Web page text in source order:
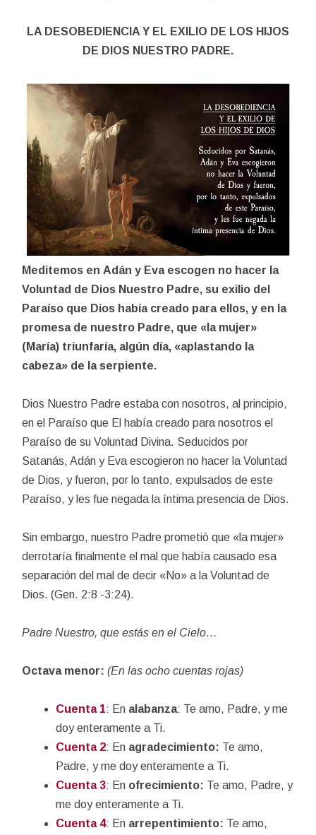
LA DESOBEDIENCIA Y EL EXILIO DE LOS HIJOS
DE DIOS NUESTRO PADRE.
Meditemos en Adán y Eva escogen no hacer la
Voluntad de Dios Nuestro Padre, su exilio del
Paraíso que Dios había creado para ellos, y en l a
promesa de nuestro Padre, que «la mujer»
(María) triunfaría, algún día, «aplastando la
cabeza» de la serpiente.
Dios Nuestro Padre estaba con nosotros, al principio,
en el Paraíso que El había creado para nosotros el
Paraíso de su Voluntad Divina. Seducidos por
Satanás, Adán y Eva escogieron no hacer la Voluntad
de Dios, y fueron, por lo tanto, expulsados de este
Paraíso, y les fue negada la íntima presencia de Dios.
Sin embargo, nuestro Padre prometió que «la mujer»
derrotaría finalmente el mal que había causado esa
separación del mal de decir «No» a la Voluntad de
Dios. (Gen. 2:8 -3:24).
Padre Nuestro, que estás en el Cielo…
Octava menor: (En las ocho cuentas rojas)
Cuenta 1: En alabanza: Te amo, Padre, y me
doy enteramente a Ti.
Cuenta 2: En agradecimiento: Te amo,
Padre, y me doy enteramente a Ti.
Cuenta 3: En ofrecimiento: Te amo, Padre, y
me doy enteramente a Ti.
Cuenta 4: En arrepentimiento: Te amo,